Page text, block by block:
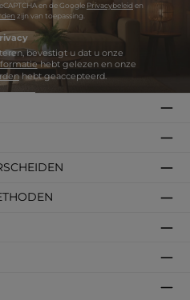
en de Google Privacybeleid en
zijn van toepassing.
hebt geaccepteerd.